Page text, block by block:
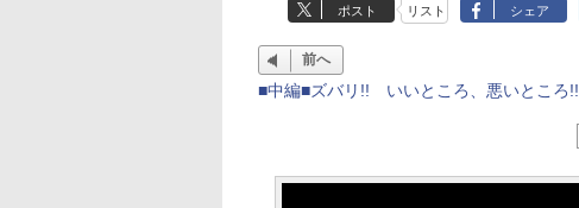
ポスト リスト シェア
前へ
■中編■ズバリ!! いいところ、悪いところ!!